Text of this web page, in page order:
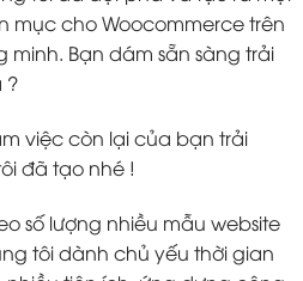
mục cho Woocommerce trên
minh. Bạn dám sẵn sàng trải
?
việc còn lại của bạn trải
đã tạo nhé !
số lượng nhiều mẫu website
tôi dành chủ yếu thời gian